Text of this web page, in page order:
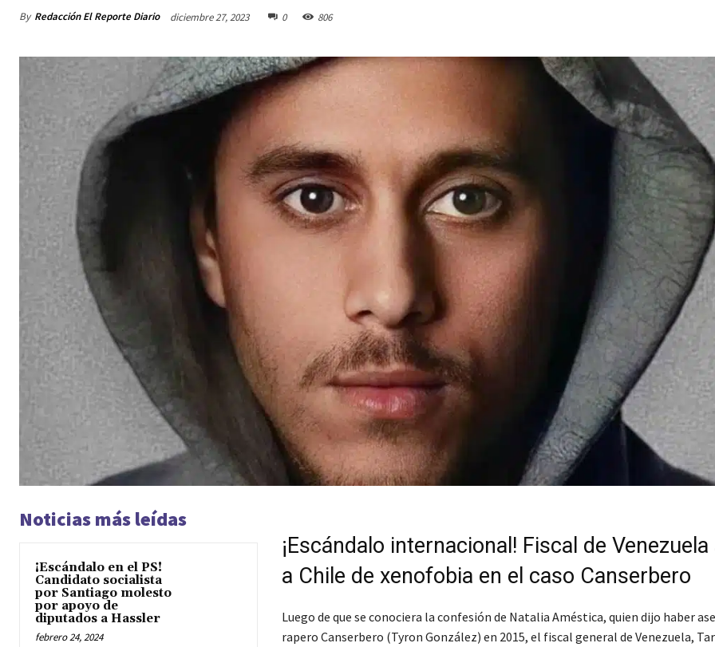
By Redacción El Reporte Diario diciembre 27, 2023 0 806
Noticias más leídas
¡Escándalo en el PS!
Candidato socialista
por Santiago molesto
por apoyo de
diputados a Hassler
febrero 24, 2024
¡Escándalo internacional! Fiscal de
a Chile de xenofobia en el caso Canserbero
Luego de que se conociera la confesión de Natalia Améstica, quien dijo haber
rapero Canserbero (Tyron González) en 2015, el fiscal general de Venezuela,